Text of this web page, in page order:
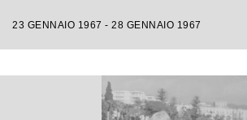
23 GENNAIO 1967 - 28 GENNAIO 1967